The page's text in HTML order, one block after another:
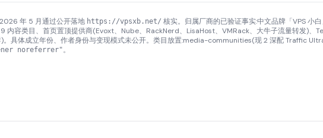
2026 年 5 月通过公开落地 https://vpsxb.net/ 核实。归属厂商的已验证事实:中文品牌「VPS 小
内容类目、首页置顶提供商(Evoxt、Nube、RackNerd、LisaHost、VMRack、大牛子流量转发)、
具体成立年份、作者身份与变现模式未公开。类目放置:media-communities(现 2 深配 Traffic
noreferrer"。